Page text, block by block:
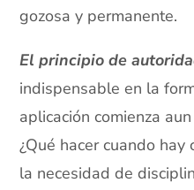
gozosa y permanente.
El principio de
indispensable en la
aplicación comienza
¿Qué hacer cuando
la necesidad de